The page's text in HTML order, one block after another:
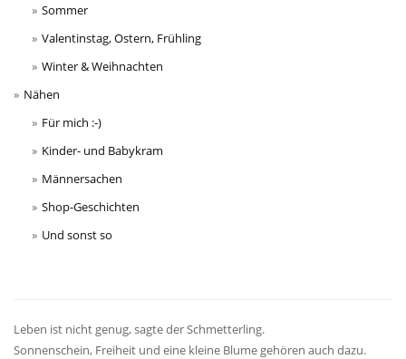
Sommer
Valentinstag, Ostern, Frühling
Winter & Weihnachten
Nähen
Für mich :-)
Kinder- und Babykram
Männersachen
Shop-Geschichten
Und sonst so
Leben ist nicht genug, sagte der Schmetterling.
Sonnenschein, Freiheit und eine kleine Blume gehören auch dazu.